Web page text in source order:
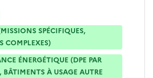
SPÉCIFIQUES,
COMPLEXES)
ÉNERGÉTIQUE (DPE PAR
BÂTIMENTS À USAGE AUTRE